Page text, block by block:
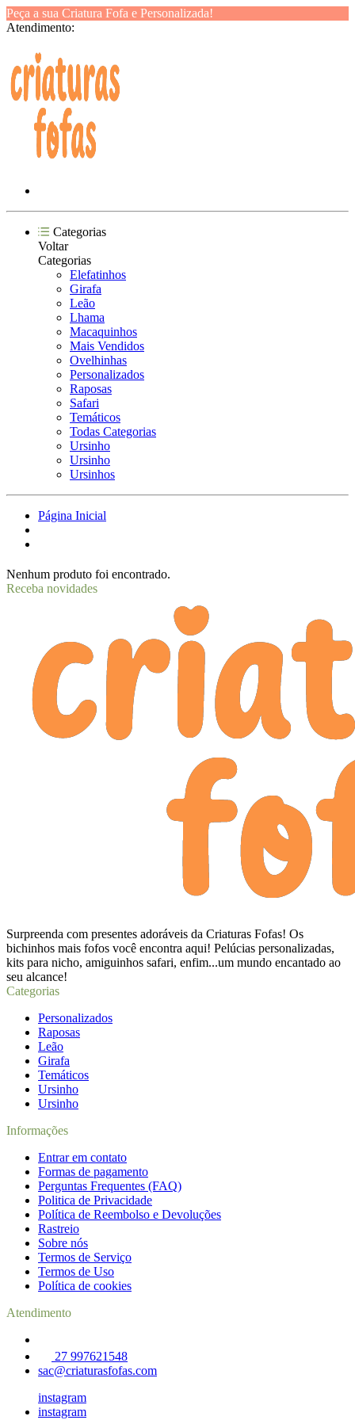
Peça a sua Criatura Fofa e Personalizada!
Atendimento:
Categorias
Voltar
Categorias
Elefatinhos
Girafa
Leão
Lhama
Macaquinhos
Mais Vendidos
Ovelhinhas
Personalizados
Raposas
Safari
Temáticos
Todas Categorias
Ursinho
Ursinho
Ursinhos
Página Inicial
Nenhum produto foi encontrado.
Receba novidades
Surpreenda com presentes adoráveis da Criaturas Fofas! Os
bichinhos mais fofos você encontra aqui! Pelúcias personalizadas,
kits para nicho, amiguinhos safari, enfim...um mundo encantado ao
seu alcance!
Categorias
Personalizados
Raposas
Leão
Girafa
Temáticos
Ursinho
Ursinho
Informações
Entrar em contato
Formas de pagamento
Perguntas Frequentes (FAQ)
Politica de Privacidade
Política de Reembolso e Devoluções
Rastreio
Sobre nós
Termos de Serviço
Termos de Uso
Política de cookies
Atendimento
27 997621548
sac@criaturasfofas.com
instagram
instagram